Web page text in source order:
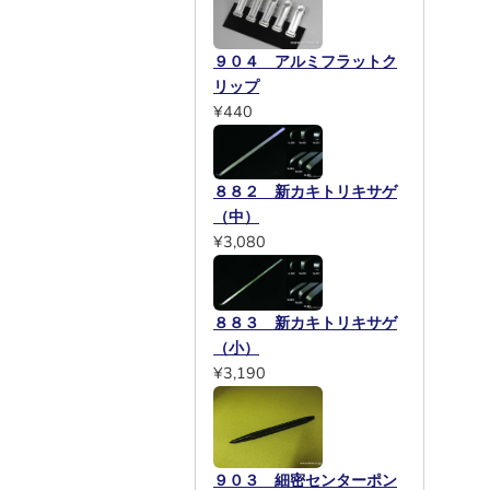
９０４ アルミフラットク
リップ
¥440
８８２ 新カキトリキサゲ
（中）
¥3,080
８８３ 新カキトリキサゲ
（小）
¥3,190
９０３ 細密センターポン